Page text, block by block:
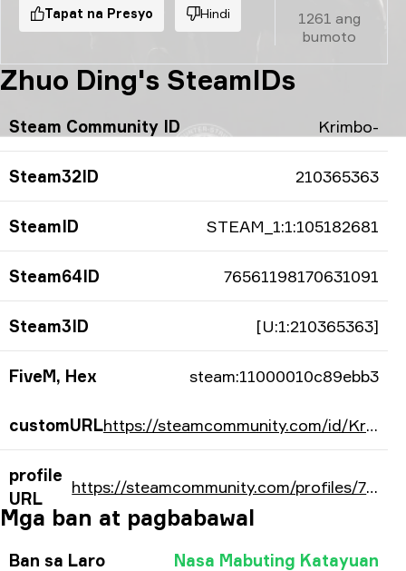
Tapat na Presyo Hindi 1261 ang
bumoto
Zhuo Ding's SteamIDs
Steam Community ID Krimbo-
Steam32ID 210365363
SteamID STEAM_1:1:105182681
Steam64ID 76561198170631091
Steam3ID [U:1:210365363]
FiveM, Hex steam:11000010c89ebb3
customURL https://steamcommunity.com/id/Krimbo-/
profile
URL
https://steamcommunity.com/profiles/76561198170631091/
Mga ban at pagbabawal
Ban sa Laro Nasa Mabuting Katayuan